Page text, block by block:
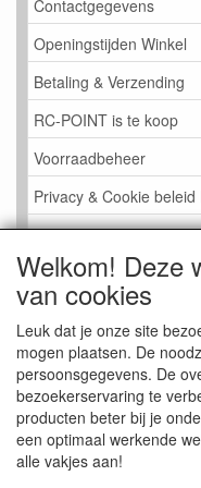
Contactgegevens
Openingstijden Winkel
Betaling & Verzending
RC-POINT is te koop
Voorraadbeheer
Privacy & Cookie
LINK PAGINA
Gastenboek RC-POINT
Kijkje in de Winkel
Welkom! Deze
van cookies
Leuk dat je onze site
mogen plaatsen. De
persoonsgegevens. De
bezoekerservaring te
producten beter bij je
een optimaal werkende
alle vakjes aan!